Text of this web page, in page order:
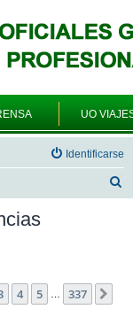
UO
Identificarse
337
4 5 … 337